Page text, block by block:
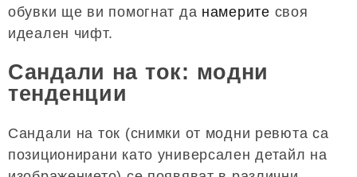
обувки ще ви помогнат да намерите своя
идеален чифт.
Сандали на ток: модни
тенденции
Сандали на ток (снимки от модни ревюта са
позиционирани като универсален детайл на